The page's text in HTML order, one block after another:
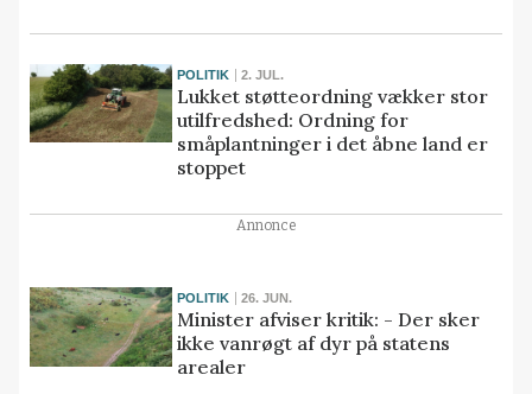
POLITIK 2. JUL.
Lukket støtteordning vækker stor
utilfredshed: Ordning for
småplantninger i det åbne land er
stoppet
Annonce
POLITIK 26. JUN.
Minister afviser kritik: - Der sker
ikke vanrøgt af dyr på statens
arealer